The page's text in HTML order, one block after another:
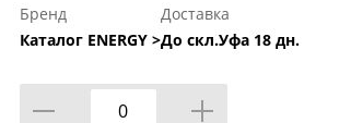
Бренд
Каталог ENERGY >
Доставка
До скл.Уфа 18 дн.